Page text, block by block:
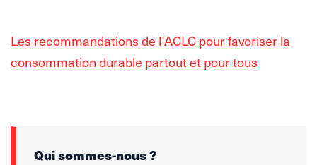
Les recommandations de l’ACLC pour favoriser la
consommation durable partout et pour tous
Qui sommes-nous ?